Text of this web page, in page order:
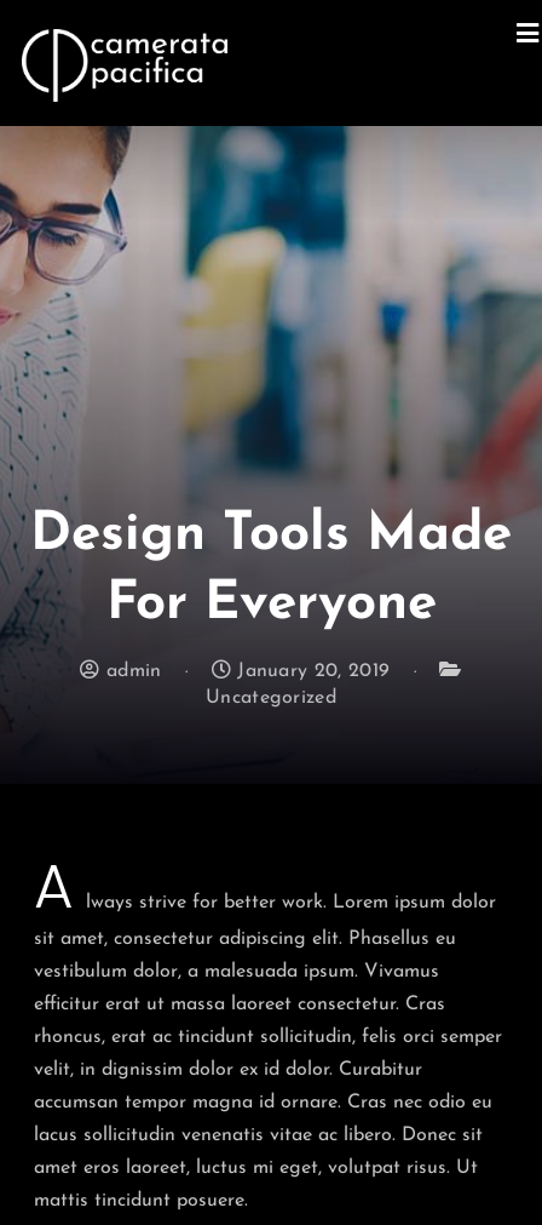
Design Tools Made
For Everyone
admin
January 20, 2019
Uncategorized
A
lways strive for better work. Lorem ipsum dolor
sit amet, consectetur adipiscing elit. Phasellus eu
vestibulum dolor, a malesuada ipsum. Vivamus
efficitur erat ut massa laoreet consectetur. Cras
rhoncus, erat ac tincidunt sollicitudin, felis orci semper
velit, in dignissim dolor ex id dolor. Curabitur
accumsan tempor magna id ornare. Cras nec odio eu
lacus sollicitudin venenatis vitae ac libero. Donec sit
amet eros laoreet, luctus mi eget, volutpat risus. Ut
mattis tincidunt posuere.